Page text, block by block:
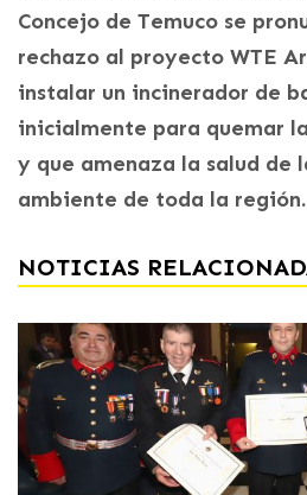
Concejo de Temuco se
rechazo al proyecto WTE
instalar un incinerador de
inicialmente para quemar
y que amenaza la salud de
ambiente de toda la región.
NOTICIAS